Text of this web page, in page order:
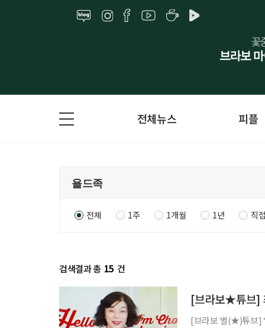
전체뉴스 피플
전체 1주 1개월 1년 직
검색결과 총 15 건
[브라보★튜브]
[브라보 별(★)튜브]